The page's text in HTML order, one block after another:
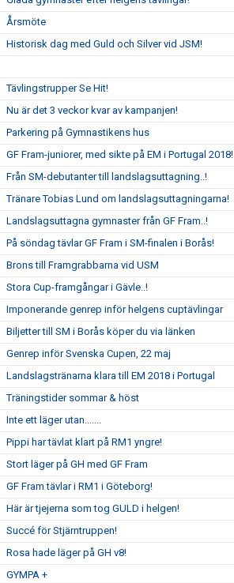
Årsmöte
Historisk dag med Guld och Silver vid JSM!
Tävlingstrupper Se Hit!
Nu är det 3 veckor kvar av kampanjen!
Parkering på Gymnastikens hus
GF Fram-juniorer, med sikte på EM i Portugal 2018!
Från SM-debutanter till landslagsuttagning..!
Tränare Tobias Lund om landslagsuttagningarna!
Landslagsuttagna gymnaster från GF Fram..!
På söndag tävlar GF Fram i SM-finalen i Borås!
Brons till Framgrabbarna vid USM
Stora Cup-framgångar i Gävle..!
Imponerande genrep inför helgens cuptävlingar
Biljetter till SM i Borås köper du via länken
Genrep inför Svenska Cupen, 22 maj
Landslagstränarna klara till EM 2018 i Portugal
Träningstider sommar & höst
Inte ett läger utan.......
Pippi har tävlat klart på RM1 yngre!
Stort läger på GH med GF Fram
GF Fram tävlar i RM1 i Göteborg!
Här är tjejerna som tog GULD i helgen!
Succé för Stjärntruppen!
Rosa hade läger på GH v8!
GYMPA +